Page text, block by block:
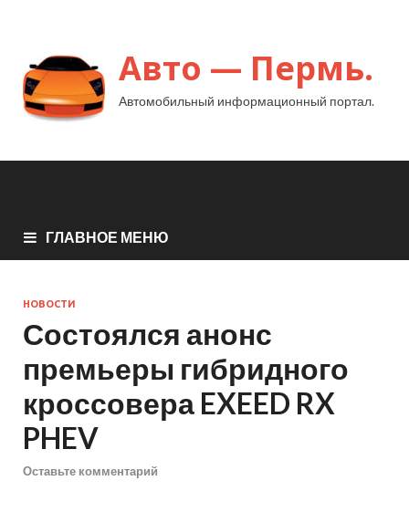
Авто — Пермь.
Автомобильный информационный портал.
ГЛАВНОЕ МЕНЮ
НОВОСТИ
Состоялся анонс
премьеры гибридного
кроссовера EXEED RX
PHEV
Оставьте комментарий